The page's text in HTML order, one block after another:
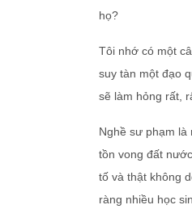
họ?
Tôi nhớ có một
suy tàn một đạo
sẽ làm hỏng rất,
Nghề sư phạm là
tồn vong đất
tố và thật không
ràng nhiều học